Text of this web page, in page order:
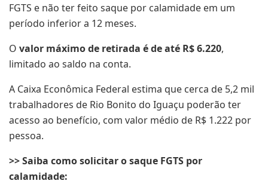
FGTS e não ter feito saque por calamidade em um
período inferior a 12 meses.
O valor máximo de retirada é de até R$ 6.220,
limitado ao saldo na conta.
A Caixa Econômica Federal estima que cerca de 5,2 mil
trabalhadores de Rio Bonito do Iguaçu poderão ter
acesso ao benefício, com valor médio de R$ 1.222 por
pessoa.
>> Saiba como solicitar o saque FGTS por
calamidade: